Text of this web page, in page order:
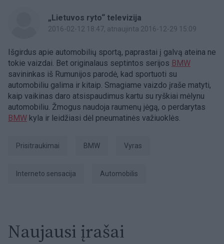
„Lietuvos ryto“ televizija
2016-02-12 18:47, atnaujinta 2016-12-29 15:09
Išgirdus apie automobilių sportą, paprastai į galvą ateina ne
tokie vaizdai. Bet originalaus septintos serijos BMW
savininkas iš Rumunijos parodė, kad sportuoti su
automobiliu galima ir kitaip. Smagiame vaizdo įraše matyti,
kaip vaikinas daro atsispaudimus kartu su ryškiai mėlynu
automobiliu. Žmogus naudoja raumenų jėgą, o perdarytas
BMW kyla ir leidžiasi dėl pneumatinės važiuoklės.
prisitraukimai BMW Vyras
interneto sensacija Automobilis
Naujausi įrašai